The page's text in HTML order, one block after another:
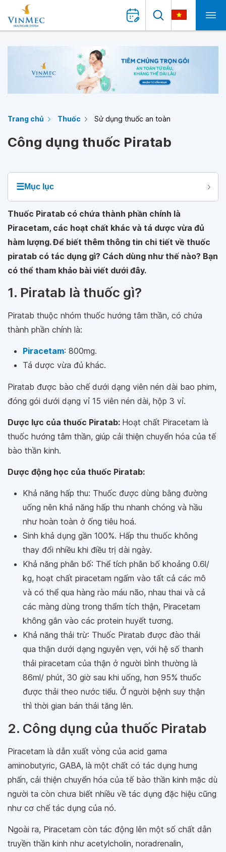
Trang chủ Thuốc Sử dụng thuốc an toàn
Công dụng thuốc Piratab
☰Mục lục
Thuốc Piratab có chứa thành phần chính là
Piracetam, các hoạt chất khác và tá dược vừa đủ
hàm lượng. Để biết thêm thông tin chi tiết về thuốc
piratab có tác dụng gì? Cách dùng như thế nào? Bạn
có thể tham khảo bài viết dưới đây.
1. Piratab là thuốc gì?
Piratab thuộc nhóm thuốc hướng tâm thần, có chứa
thành phần chính là:
Piracetam: 800mg.
Tá dược vừa đủ khác.
Piratab được bào chế dưới dạng viên nén dài bao phim,
đóng gói dưới dạng vỉ 15 viên nén dài, hộp 3 vỉ.
Dược lực của thuốc Piratab: Hoạt chất Piracetam là
thuốc hướng tâm thần, giúp cải thiện chuyển hóa của tế
bào thần kinh.
Dược động học của thuốc Piratab:
Khả năng hấp thu: Thuốc được dùng bằng đường
uống nên khả năng hấp thu nhanh chóng và hầu
như hoàn toàn ở ống tiêu hoá.
Sinh khả dụng gần 100%. Hấp thu thuốc không
thay đổi nhiều khi điều trị dài ngày.
Khả năng phân bố: Thể tích phân bố khoảng 0.6l/
kg, hoạt chất piracetam ngấm vào tất cả các mô
và có thể qua hàng rào máu não, nhau thai và cả
các màng dùng trong thẩm tích thận, Piracetam
không gắn vào các protein huyết tương.
Khả năng thải trừ: Thuốc Piratab được đào thải
qua thận dưới dạng nguyên vẹn, với hệ số thanh
thải piracetam của thận ở người bình thường là
86ml/ phút, 30 giờ sau khi uống, hơn 95% thuốc
được thải theo nước tiểu. Ở người bệnh suy thận
thì thời gian bán thải tăng lên.
2. Công dụng của thuốc Piratab
Piracetam là dẫn xuất vòng của acid gama
aminobutyric, GABA, là một chất có tác dụng hưng
phấn, cải thiện chuyển hóa của tế bào thần kinh mặc dù
người ta còn chưa biết nhiều về tác dụng đặc hiệu cũng
như cơ chế tác dụng của nó.
Ngoài ra, Piracetam còn tác động lên một số chất dẫn
truyền thần kinh như acetylcholin, noradrenalin,